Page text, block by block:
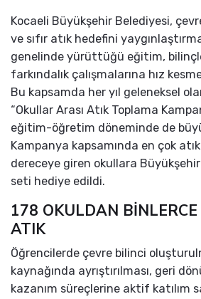
Kocaeli Büyükşehir Belediyesi,
ve sıfır atık hedefini
genelinde yürüttüğü eğitim,
farkındalık çalışmalarına hız
Bu kapsamda her yıl geleneksel
“Okullar Arası Atık Toplama
eğitim-öğretim döneminde de
Kampanya kapsamında en çok
dereceye giren okullara
seti hediye edildi.
178 OKULDAN
ATIK
Öğrencilerde çevre bilinci
kaynağında ayrıştırılması, geri
kazanım süreçlerine aktif katılım